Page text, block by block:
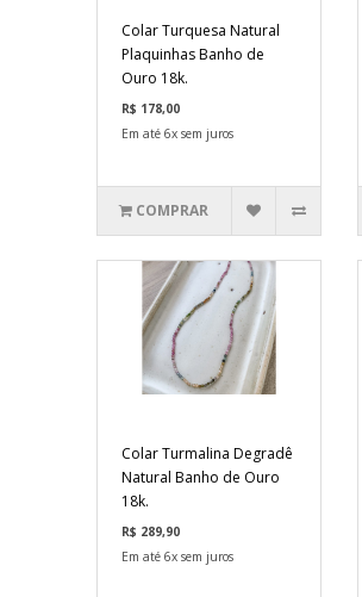
Colar Turquesa Natural
Plaquinhas Banho de
Ouro 18k.
R$ 178,00
Em até 6x sem juros
COMPRAR
Colar Turmalina Degradê
Natural Banho de Ouro
18k.
R$ 289,90
Em até 6x sem juros